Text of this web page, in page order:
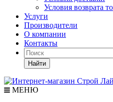
Условия возврата
Услуги
Производители
О компании
Контакты
Найти
МЕНЮ